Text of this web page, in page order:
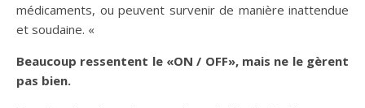
médicaments, ou peuvent survenir de manière inattendue
et soudaine. «
Beaucoup ressentent le «ON / OFF», mais ne le gèrent
pas bien.